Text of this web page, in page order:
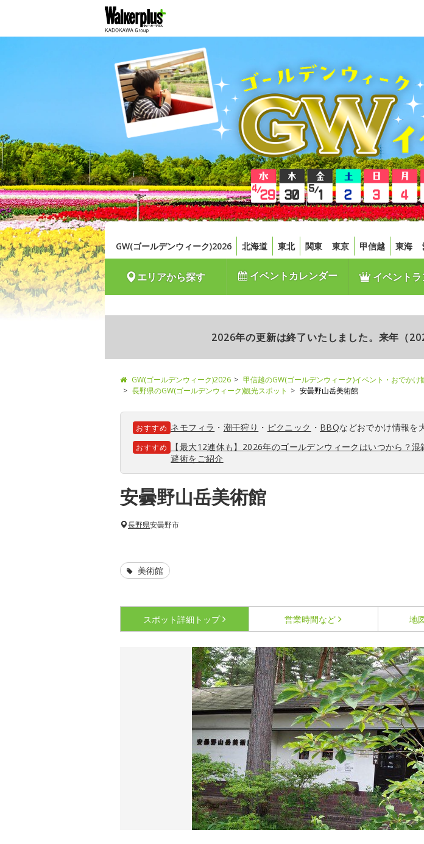
GW(ゴールデンウィーク)2026 北海道 東北 関東 東京 甲信越 東海
エリアから探す イベントカレンダー イベントラ
2026年の更新は終了いたしました。来年（
GW(ゴールデンウィーク)2026 甲信越のGW(ゴールデンウィーク)イベント・おでかけ
長野県のGW(ゴールデンウィーク)観光スポット
安曇野山岳美術館
おすすめ ネモフィラ ・ 潮干狩り ・ ピクニック ・ BBQなどおでかけ情報を
おすすめ
【最大12連休も】2026年のゴールデンウィークはいつから？
避術をご紹介
安曇野山岳美術館
長野県安曇野市
美術館
スポット詳細 トップ 営業時間など 地